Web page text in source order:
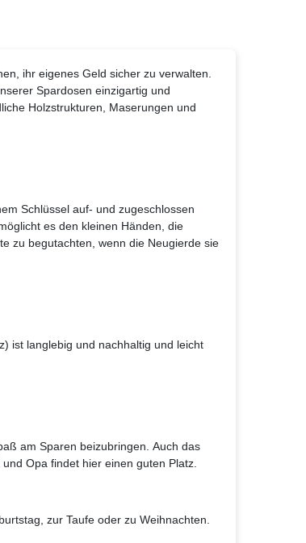
ihr eigenes Geld sicher zu verwalten.
Spardosen einzigartig und
Holzstrukturen, Maserungen und
Schlüssel auf- und zugeschlossen
es den kleinen Händen, die
zu begutachten, wenn die Neugierde sie
ist langlebig und nachhaltig und leicht
am Sparen beizubringen. Auch das
Opa findet hier einen guten Platz.
zur Taufe oder zu Weihnachten.